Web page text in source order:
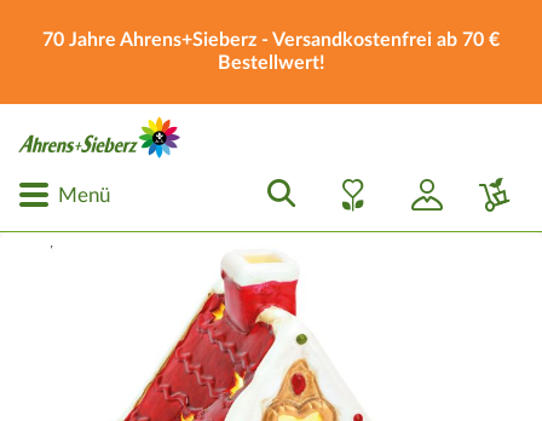
70 Jahre Ahrens+Sieberz - Versandkostenfrei ab 70 €
Bestellwert!
Menü